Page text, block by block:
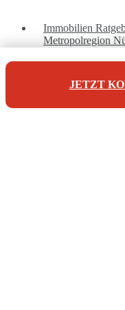
JETZT
Immobilien
Metropolregion
Unsere